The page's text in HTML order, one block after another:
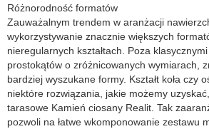
Różnorodność formatów
Zauważalnym trendem w aranżacji
wykorzystywanie znacznie większych
nieregularnych kształtach. Poza
prostokątów o zróżnicowanych wymiarach,
bardziej wyszukane formy. Kształt koła czy
niektóre rozwiązania, jakie możemy
tarasowe Kamień ciosany Realit. Tak
pozwoli na łatwe wkomponowanie zestawu